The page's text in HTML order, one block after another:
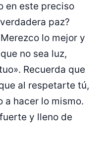
en este preciso
paz?
lo mejor y
no sea luz,
Recuerda que
al respetarte tú,
a hacer lo mismo.
y lleno de